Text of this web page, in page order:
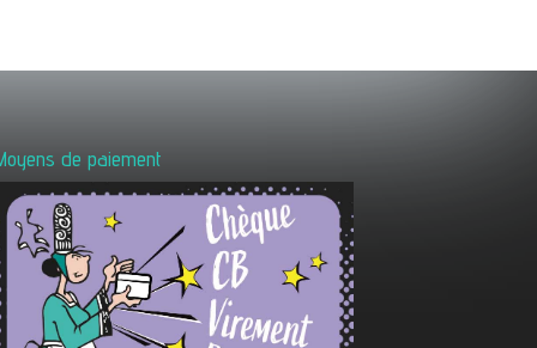
de paiement